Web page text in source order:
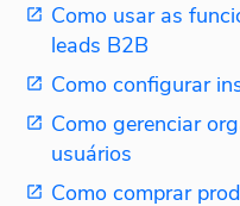
Como usar as
leads B2B
Como configurar
Como gerenciar
usuários
Como comprar